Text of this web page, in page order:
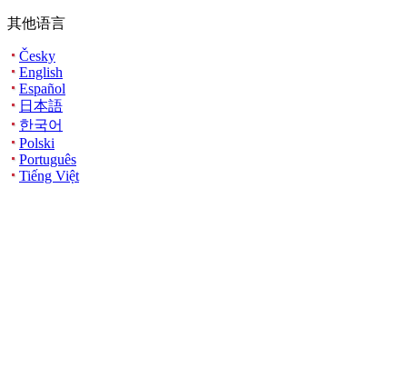
其他语言
Česky
English
Español
日本語
한국어
Polski
Português
Tiếng Việt